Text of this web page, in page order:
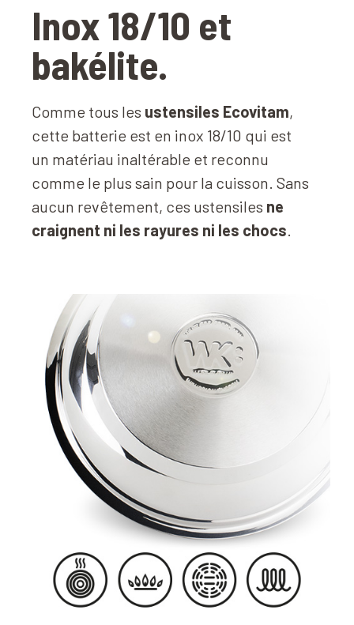
Inox 18/10 et
bakélite.
Comme tous les ustensiles Ecovitam,
cette batterie est en inox 18/10 qui est
un matériau inaltérable et reconnu
comme le plus sain pour la cuisson. Sans
aucun revêtement, ces ustensiles ne
craignent ni les rayures ni les chocs.